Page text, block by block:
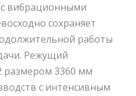
с вибрационными
сохраняет
работы
Режущий
размером 3360 мм
с интенсивным